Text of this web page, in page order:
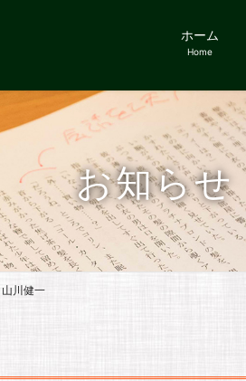
ホーム
Home
お知らせ
川健一